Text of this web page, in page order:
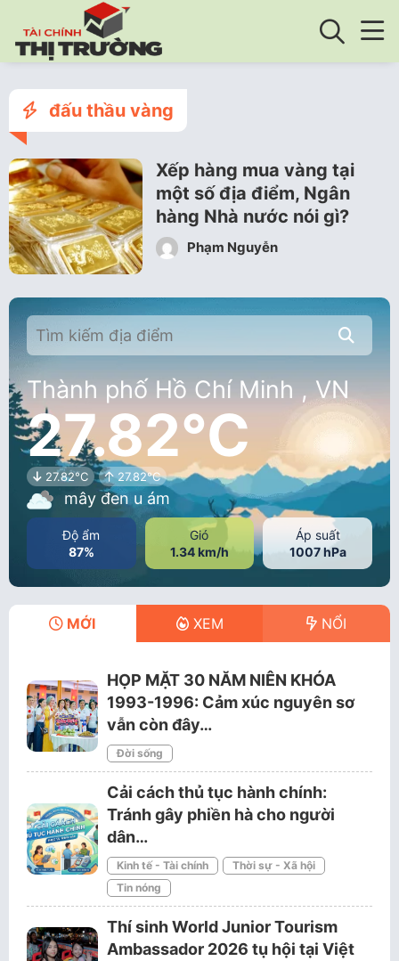
đấu thầu vàng
Xếp hàng mua vàng tại
một số địa điểm, Ngân
hàng Nhà nước nói gì?
Phạm Nguyễn
Thành phố Hồ Chí Minh , VN
27.82°C
27.82°C 27.82°C
mây đen u ám
Độ ẩm
87%
Gió
1.34 km/h
Áp suất
1007 hPa
MỚI XEM NỔI
HỌP MẶT 30 NĂM NIÊN KHÓA
1993-1996: Cảm xúc nguyên sơ
vẫn còn đây…
Đời sống
Cải cách thủ tục hành chính:
Tránh gây phiền hà cho người
dân…
Kinh tế - Tài chính
Thời sự - Xã hội
Tin nóng
Thí sinh World Junior Tourism
Ambassador 2026 tụ hội tại Việt